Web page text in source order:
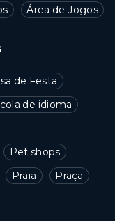
Área de Jogos
de Festa
de idioma
Pet shops
Praia
Praça